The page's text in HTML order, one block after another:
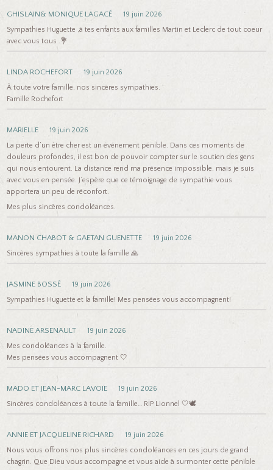
GHISLAIN& MONIQUE LAGACÉ
19 juin 2026
Sympathies Huguette ,à tes enfants aux familles Martin et Leclerc de tout coeur
avec vous tous .💐
LINDA ROCHEFORT
19 juin 2026
À toute votre famille, nos sincères sympathies.
Famille Rochefort
MARIELLE
19 juin 2026
La perte d’un être cher est un événement pénible. Dans ces moments de
douleurs profondes, il est bon de pouvoir compter sur le soutien des gens
qui nous entourent. La distance rend ma présence impossible, mais je suis
avec vous en pensée. J’espère que ce témoignage de sympathie vous
apportera un peu de réconfort.
Mes plus sincères condoléances.
MANON CHABOT & GAETAN GUENETTE
19 juin 2026
Sincères sympathies à toute la famille 🙏
JASMINE BOSSÉ
19 juin 2026
Sympathies Huguette et la famille! Mes pensées vous accompagnent!
NADINE ARSENAULT
19 juin 2026
Mes condoléances à la famille.
Mes pensées vous accompagnent 🤍
MADO ET JEAN-MARC LAVOIE
19 juin 2026
Sincères condoléances à toute la famille… RIP Lionnel 🤍🕊
ANNIE ET JACQUELINE RICHARD
19 juin 2026
Nous vous offrons nos plus sincères condoléances en ces jours de grand
chagrin. Que Dieu vous accompagne et vous aide à surmonter cette pénible